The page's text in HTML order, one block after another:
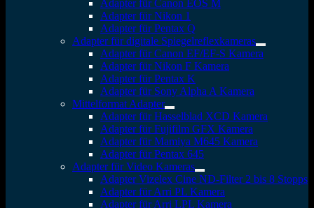
Adapter für Canon EOS M
Adapter für Nikon 1
Adapter für Pentax Q
Adapter für digitale Spiegelreflexkameras
Adapter für Canon EF/EF-S Kamera
Adapter für Nikon F Kamera
Adapter für Pentax K
Adapter für Sony Alpha A Kamera
Mittelformat Adapter
Adapter für Hasselblad XCD Kamera
Adapter für Fujifilm GFX Kamera
Adapter für Mamiya M645 Kamera
Adapter für Pentax 645
Adapter für Video Kameras
Adapter Vizelex Cine ND-Filter 2 bis 8 Stopps
Adapter für Arri PL Kamera
Adapter für Arri LPL Kamera